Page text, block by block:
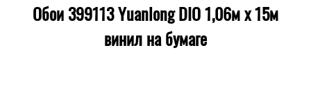
Обои 399113 Yuanlong DIO 1,06м x 15м
винил на бумаге